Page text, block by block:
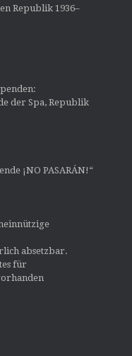
Republik 1936–
der Spa, Republik
¡NO PASARÁN!“
absetzbar.
für